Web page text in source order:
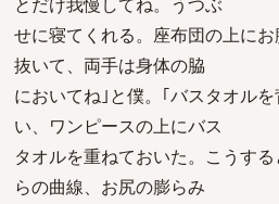
せに寝てくれる。座布団の上に
抜いて、両手は身体の脇
においてね｣と僕。｢バスタオル
い、ワンピースの上にバス
タオルを重ねておいた。こうす
らの曲線、お尻の膨らみ